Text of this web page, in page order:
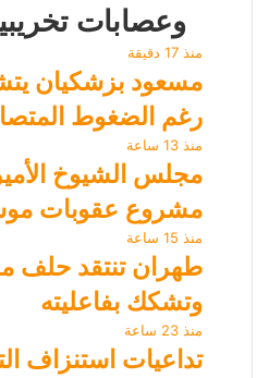
وعصابات
منذ 17 دقيقة
مسعود بزشكيان
رغم الضغوط
منذ 13 ساعة
مجلس الشيوخ
مشروع عقوبات
منذ 15 ساعة
طهران تنتقد حلف
وتشكك بفاعليته
منذ 23 ساعة
تداعيات استنزاف